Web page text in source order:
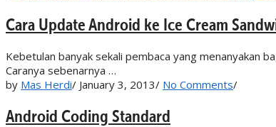
Cara Update Android ke Ice Cream
Kebetulan banyak sekali pembaca yang menanyakan
Caranya sebenarnya …
by Mas Herdi/ January 3, 2013/ No Comments/
Android Coding Standard